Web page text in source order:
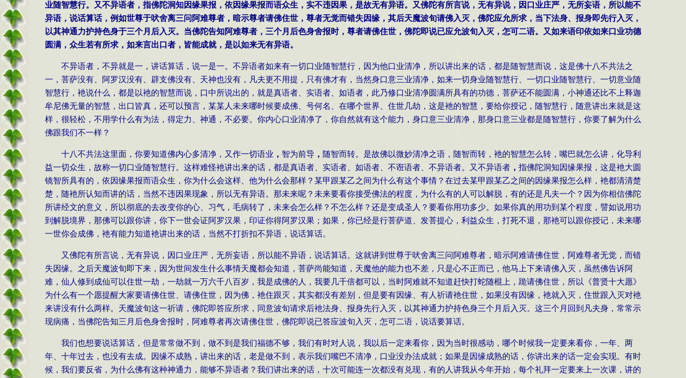
业随智慧行。又不异语者，指佛陀洞知因缘果报，依因缘果报而语众生，实不违因果，是故无有异语。又佛陀有所言说，无有异说，因口业庄严，无所妄语，所以能不
异语，说话算话，例如世尊于吠舍离三问阿难尊者，暗示尊者请佛住世，尊者无觉而错失因缘，其后天魔波旬请佛入灭，佛陀应允所求，当下法身、报身即先行入灭，
以其神通力护持色身于三个月后入灭。当佛陀告知阿难尊者，三个月后色身舍报时，尊者请佛住世，佛陀即说已应允波旬入灭，怎可二语。又如来语印依如来口业功德
圆满，众生若有所求，如来言出口者，皆能成就，是以如来无有异语。
不异语者，不异就是一，讲话算话，说一是一。不异语者如来有一切口业随智慧行，因为他口业清净，所以讲出来的话，都是随智慧而说，这是佛十八不共法之
一，菩萨没有、阿罗汉没有、辟支佛没有、天神也没有，凡夫更不用提，只有佛才有，当然身口意三业清净，如来一切身业随智慧行、一切口业随智慧行、一切意业随
智慧行，衪说什么，都是以衪的智慧而说，口中所说出的，就是真语者、实语者、如语者，此乃修口业清净圆满所具有的功德，菩萨还不能圆满，小神通还比不上释迦
牟尼佛无量的智慧，出口皆真，还可以预言，某某人未来哪时候要成佛、号何名、在哪个世界、住世几劫，这是衪的智慧，要给你授记，随智慧行，随意讲出来就是这
样，很轻松，不用学什么有为法，得定力、神通，不必要。你内心口业清净了，你自然就有这个能力，身口意三业清净，那身口意三业都是随智慧行，你要了解为什么
佛跟我们不一样？
十八不共法这里面，你要知道佛内心多清净，又作一切语业 ， 智为前导 ， 随智而转。是故佛以微妙清净之语，随智而转，衪的智慧怎么转，嘴巴就怎么讲，化导利
益一切众生，故称一切口业随智慧行。这样难怪衪讲出来的话，都是真语者、实语者、如语者、不诳语者、不异语者。又不异语者 ， 指佛陀洞知因缘果报，这是衪大圆
镜智所具有的，依因缘果报而语众生，你为什么会这样、他为什么会那样？某甲跟某乙之间为什么有这个事情？在过去某甲跟某乙之间的因缘果报怎么样，衪都清清楚
楚，随衪所认知而讲的话，当然不违因果现象，所以无有异语。那未来呢？未来要看你接受佛法的程度，为什么有的人可以解脱，有的还是凡夫一个？因为你相信佛陀
所讲经文的意义，所以彻底的去改变你的心、习气，毛病转了，未来会怎么样？不怎么样？还是变成圣人？要看你用功多少。如果你真的用功到某个程度，譬如说用功
到解脱境界，那佛可以跟你讲，你下一世会证阿罗汉果，印证你得阿罗汉果；如果，你已经是行菩萨道、发菩提心，利益众生，打死不退，那衪可以跟你授记，未来哪
一世你会成佛，衪有能力知道衪讲出来的话，当然不打折扣不异语，说话算话。
又佛陀有所言说，无有异说，因口业庄严，无所妄语，所以能不异语，说话算话。这就讲到世尊于吠舍离三问阿难尊者，暗示阿难请佛住世，阿难尊者无觉，而错
失因缘。之后天魔波旬即下来，因为世间发生什么事情天魔都会知道，菩萨尚能知道，天魔他的能力也不差，只是心不正而已，他马上下来请佛入灭，虽然佛告诉阿
难，仙人修到成仙可以住世一劫，一劫就一万六千八百岁，我是成佛的人，我要几千倍都可以，当时阿难就不知道赶快打蛇随棍上，跪请佛住世，所以《普贤十大愿》
为什么有一个愿提醒大家要请佛住世、请佛住世，因为佛，衪住跟灭，其实都没有差别，但是要有因缘、有人祈请衪住世，如果没有因缘，衪就入灭，住世跟入灭对衪
来讲没有什么两样。天魔波旬这一祈请，佛陀即答应所求，同意波旬请求后衪法身、报身先行入灭，以其神通力护持色身三个月后入灭。这三个月回到凡夫身，常常示
现病痛，当佛陀告知三月后色身舍报时，阿难尊者再次请佛住世，佛陀即说已答应波旬入灭，怎可二语，说话要算话。
我们也想要说话算话，但是常常做不到，做不到是我们福德不够，我们有时对人说，我以后一定来看你，因为当时很感动，哪个时候我一定要来看你，一年、两
年、十年过去，也没有去成。因缘不成熟，讲出来的话，老是做不到，表示我们嘴巴不清净，口业没办法成就；如果是因缘成熟的话，你讲出来的话一定会实现。有时
候，我们要反省，为什么佛有这种神通力，能够不异语者？我们讲出来的话，十次可能连一次都没有兑现，有的人讲我从今年开始，每个礼拜一定要来上一次课，讲的